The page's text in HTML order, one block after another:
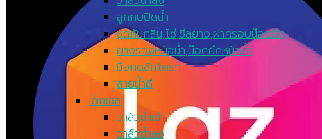
ลูกกบปิดน้ำ
ชุดกันกลิ่น,โซ่,ซีลยาง,ฝาครอบน๊อตยึด
ยางรองหม้อน้ำ,น๊อตยึดหม้อน้ำ
มือกดชักโครก
สายน้ำดี
เอ็กเซล
วาล์วน้ำเข้า
วาล์วน้ำลง